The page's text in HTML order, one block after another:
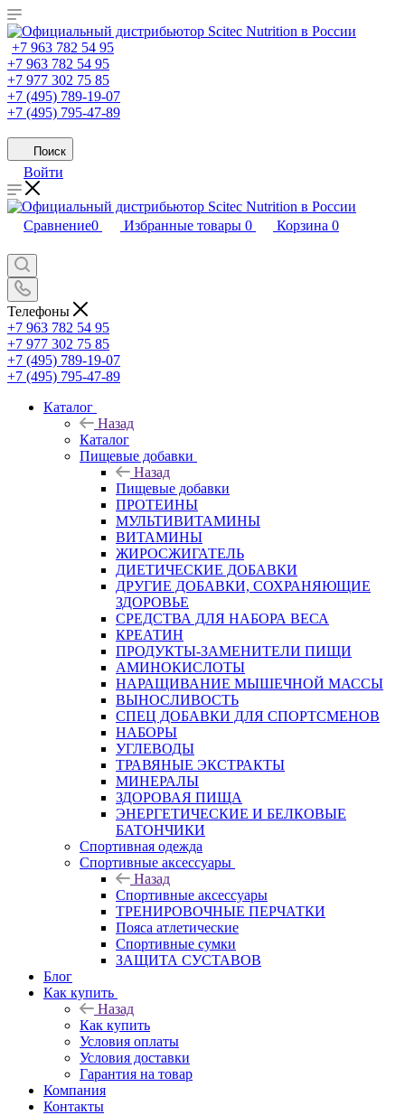
+7 963 782 54 95
+7 963 782 54 95
+7 977 302 75 85
+7 (495) 789-19-07
+7 (495) 795-47-89
Поиск
Войти
Сравнение0 Избранные товары 0 Корзина 0
Телефоны
+7 963 782 54 95
+7 977 302 75 85
+7 (495) 789-19-07
+7 (495) 795-47-89
Каталог
Назад
Каталог
Пищевые добавки
Назад
Пищевые добавки
ПРОТЕИНЫ
МУЛЬТИВИТАМИНЫ
ВИТАМИНЫ
ЖИРОСЖИГАТЕЛЬ
ДИЕТИЧЕСКИЕ ДОБАВКИ
ДРУГИЕ ДОБАВКИ, СОХРАНЯЮЩИЕ
ЗДОРОВЬЕ
СРЕДСТВА ДЛЯ НАБОРА ВЕСА
КРЕАТИН
ПРОДУКТЫ-ЗАМЕНИТЕЛИ ПИЩИ
АМИНОКИСЛОТЫ
НАРАЩИВАНИЕ МЫШЕЧНОЙ МАССЫ
ВЫНОСЛИВОСТЬ
СПЕЦ ДОБАВКИ ДЛЯ СПОРТСМЕНОВ
НАБОРЫ
УГЛЕВОДЫ
ТРАВЯНЫЕ ЭКСТРАКТЫ
МИНЕРАЛЫ
ЗДОРОВАЯ ПИЩА
ЭНЕРГЕТИЧЕСКИЕ И БЕЛКОВЫЕ
БАТОНЧИКИ
Спортивная одежда
Спортивные аксессуары
Назад
Спортивные аксессуары
ТРЕНИРОВОЧНЫЕ ПЕРЧАТКИ
Пояса атлетические
Спортивные сумки
ЗАЩИТА СУСТАВОВ
Блог
Как купить
Назад
Как купить
Условия оплаты
Условия доставки
Гарантия на товар
Компания
Контакты